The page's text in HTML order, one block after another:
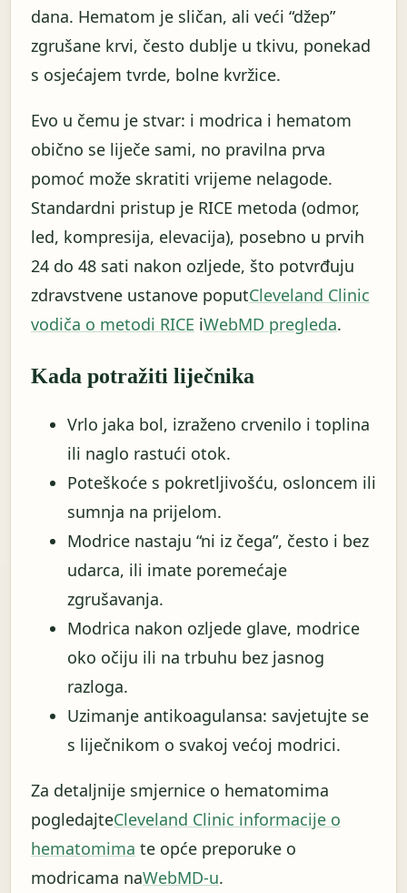
dana. Hematom je sličan, ali veći “džep”
zgrušane krvi, često dublje u tkivu, ponekad
s osjećajem tvrde, bolne kvržice.
Evo u čemu je stvar: i modrica i hematom
obično se liječe sami, no pravilna prva
pomoć može skratiti vrijeme nelagode.
Standardni pristup je RICE metoda (odmor,
led, kompresija, elevacija), posebno u prvih
24 do 48 sati nakon ozljede, što potvrđuju
zdravstvene ustanove poputCleveland Clinic
vodiča o metodi RICE iWebMD pregleda.
Kada potražiti liječnika
Vrlo jaka bol, izraženo crvenilo i toplina
ili naglo rastući otok.
Poteškoće s pokretljivošću, osloncem ili
sumnja na prijelom.
Modrice nastaju “ni iz čega”, često i bez
udarca, ili imate poremećaje
zgrušavanja.
Modrica nakon ozljede glave, modrice
oko očiju ili na trbuhu bez jasnog
razloga.
Uzimanje antikoagulansa: savjetujte se
s liječnikom o svakoj većoj modrici.
Za detaljnije smjernice o hematomima
pogledajteCleveland Clinic informacije o
hematomima te opće preporuke o
modricama naWebMD-u.